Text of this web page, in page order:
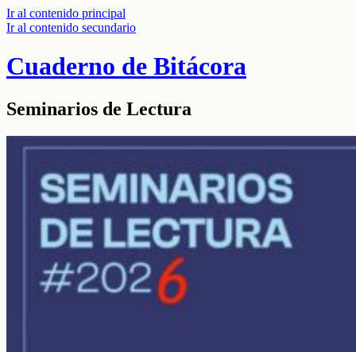
Ir al contenido principal
Ir al contenido secundario
Cuaderno de Bitácora
Seminarios de Lectura